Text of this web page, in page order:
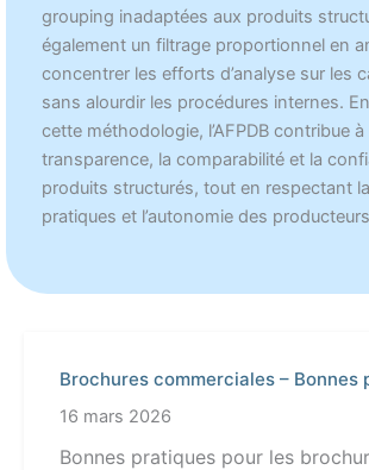
grouping inadaptées aux produits
également un filtrage proportionnel en
concentrer les efforts d’analyse sur les
sans alourdir les procédures internes.
cette méthodologie, l’AFPDB contribue
transparence, la comparabilité et la
produits structurés, tout en respectant
pratiques et l’autonomie des
Brochures commerciales – Bonnes
16 mars 2026
Bonnes pratiques pour les